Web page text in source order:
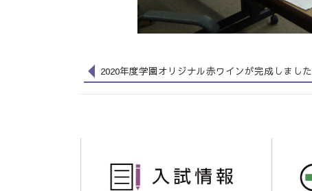
2020年度学園オリジナル赤ワインが完成しました